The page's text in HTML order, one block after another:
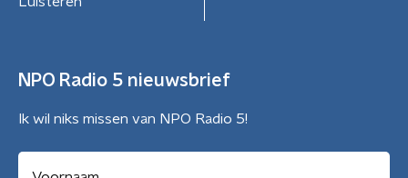
NPO Radio 5 nieuwsbrief
Ik wil niks missen van NPO Radio 5!